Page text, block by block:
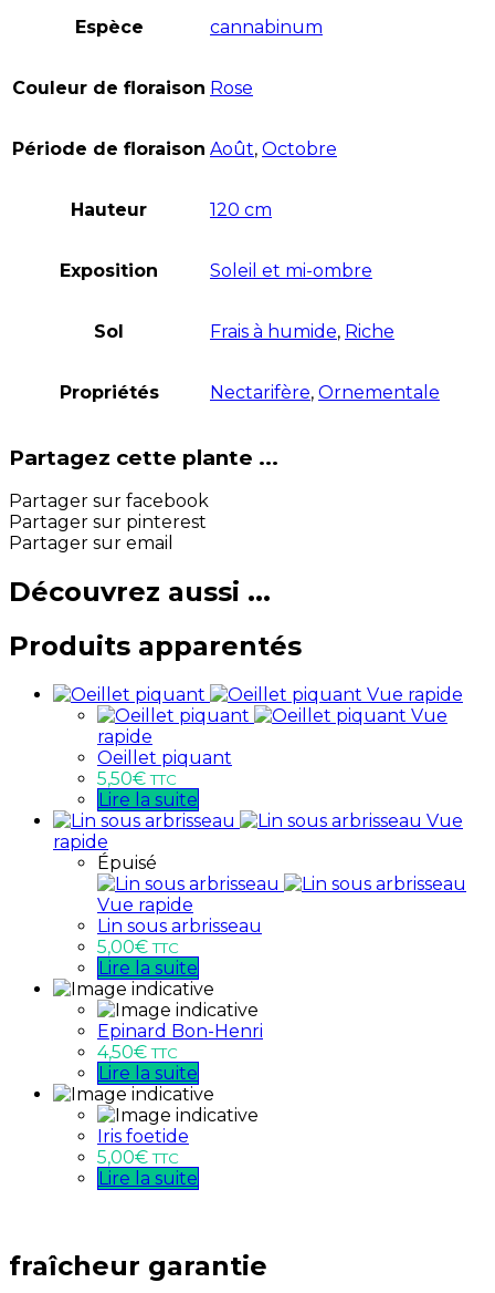
Espèce cannabinum
Couleur de floraison Rose
Période de floraison Août, Octobre
Hauteur 120 cm
Exposition Soleil et mi-ombre
Sol Frais à humide, Riche
Propriétés Nectarifère, Ornementale
Partagez cette plante ...
Partager sur facebook
Partager sur pinterest
Partager sur email
Découvrez aussi ...
Produits apparentés
Vue rapide
Vue
rapide
Oeillet piquant
5,50€ TTC
Lire la suite
Vue
rapide
Épuisé
Vue rapide
Lin sous arbrisseau
5,00€ TTC
Lire la suite
Epinard Bon-Henri
4,50€ TTC
Lire la suite
Iris foetide
5,00€ TTC
Lire la suite
fraîcheur garantie